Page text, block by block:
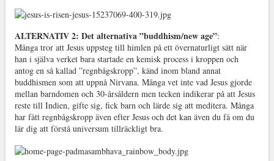
ALTERNATIV 2: Det alternativa ”buddhism/new age”:
Många tror att Jesus uppsteg till himlen på ett övernaturligt sätt när
han i själva verket bara startade en kemisk process i kroppen och
antog en så kallad ”regnbågskropp”, känd inom bland annat
buddhismen som att uppnå Nirvana. Många vet inte vad Jesus gjorde
mellan barndomen och 30-årsåldern men tecken indikerar på att Jesus
reste till Indien, gifte sig, fick barn och lärde sig att meditera. Många
har fått regnbågskropp även efter Jesus och det kan även du få om du
lär dig att förstå universum tillräckligt bra.